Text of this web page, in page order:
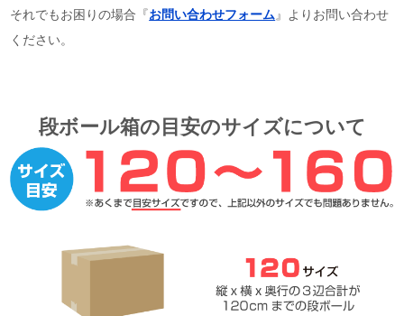
それでもお困りの場合『お問い合わせフォーム 』よりお問い合わせ
ください。
段ボール箱の目安のサイズについて